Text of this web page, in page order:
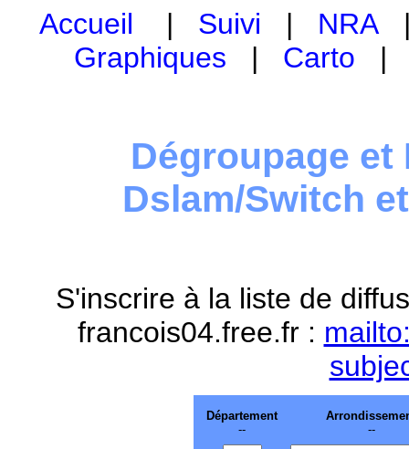
Accueil | Suivi | NRA
Graphiques | Carto
Dégroupage et
Dslam/Switch
S'inscrire à la liste de
francois04.free.fr :
Département
--
--